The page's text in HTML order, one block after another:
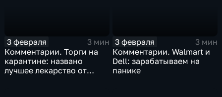
3 февраля
3 мин
Комментарии. Торги на
карантине: названо
лучшее лекарство от
3 февраля
3 мин
Комментарии. Walmart и
Dell: зарабатываем на
панике